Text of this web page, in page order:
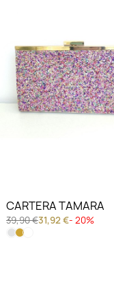
CARTERA TAMARA
39,90 €31,92 €- 20%